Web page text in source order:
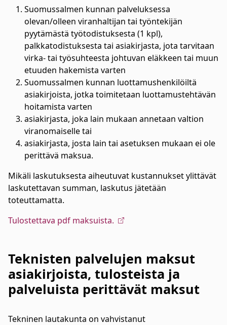
Suomussalmen kunnan palveluksessa
olevan/olleen viranhaltijan tai työntekijän
pyytämästä työtodistuksesta (1 kpl),
palkkatodistuksesta tai asiakirjasta, jota tarvitaan
virka- tai työsuhteesta johtuvan eläkkeen tai muun
etuuden hakemista varten
Suomussalmen kunnan luottamushenkilöiltä
asiakirjoista, jotka toimitetaan luottamustehtävän
hoitamista varten
asiakirjasta, joka lain mukaan annetaan valtion
viranomaiselle tai
asiakirjasta, josta lain tai asetuksen mukaan ei ole
perittävä maksua.
Mikäli laskutuksesta aiheutuvat kustannukset ylittävät
laskutettavan summan, laskutus jätetään
toteuttamatta.
Tulostettava pdf maksuista.
Teknisten palvelujen maksut
asiakirjoista, tulosteista ja
palveluista perittävät maksut
Tekninen lautakunta on vahvistanut